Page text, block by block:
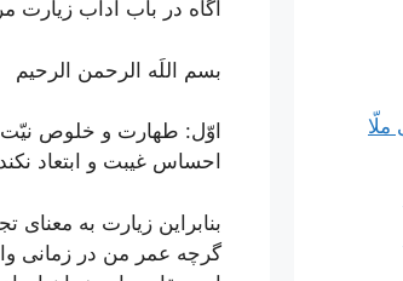
آگاه در باب آداب زیارت
بسم اللَه الرحمن الرحیم
اوّل: طهارت و خلوص نیّت
احساس غیبت و ابتعاد
بنابراین زیارت به
گرچه عمر من در زمانی